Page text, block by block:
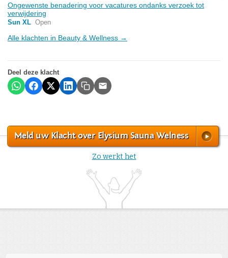
Ongewenste benadering voor vacatures ondanks verzoek tot
verwijdering
Sun XL Open
Alle klachten in Beauty & Wellness →
Deel deze klacht
Meld uw Klacht over Elysium Sauna Welness
Zo werkt het